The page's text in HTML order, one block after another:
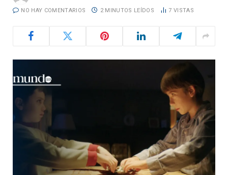
NO HAY COMENTARIOS 2 MINUTOS LEÍDOS 7 VISTAS